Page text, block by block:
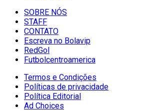
SOBRE NÓS
STAFF
CONTATO
Escreva no Bolavip
RedGol
Futbolcentroamerica
Termos e Condições
Políticas de privacidade
Política Editorial
Ad Choices